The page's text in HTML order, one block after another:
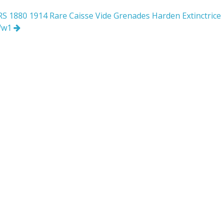
1880 1914 Rare Caisse Vide Grenades Harden Extinctrice